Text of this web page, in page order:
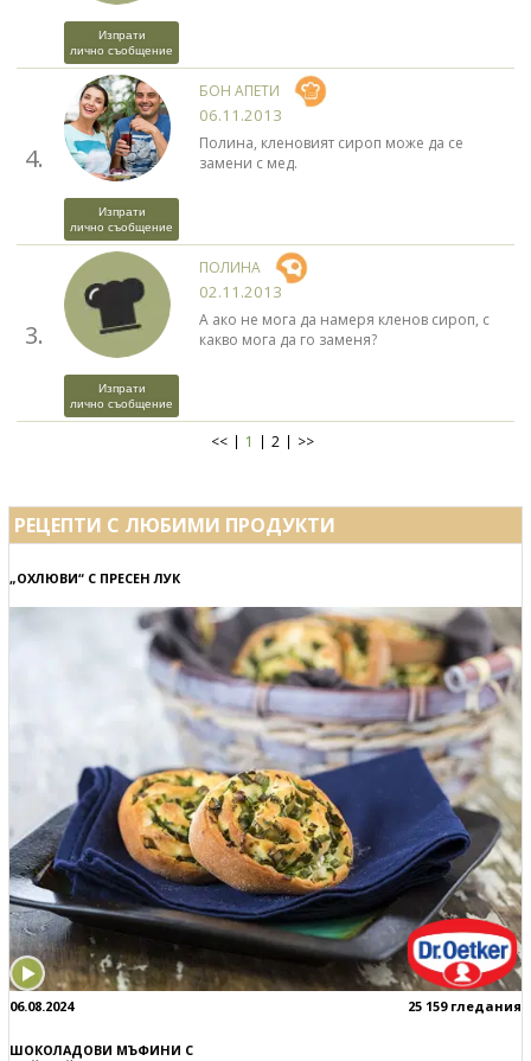
Изпрати
лично съобщение
4.
Изпрати
лично съобщение
БОН АПЕТИ
06.11.2013
Полина, кленовият сироп може да се
замени с мед.
3.
Изпрати
лично съобщение
ПОЛИНА
02.11.2013
А ако не мога да намеря кленов сироп, с
какво мога да го заменя?
<< 1 2 >>
РЕЦЕПТИ С ЛЮБИМИ ПРОДУКТИ
„ОХЛЮВИ“ С ПРЕСЕН ЛУК
06.08.2024 25 159 гледания
ШОКОЛАДОВИ МЪФИНИ С